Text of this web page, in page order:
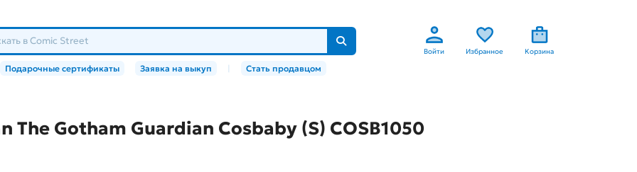
Войти Избранное Корзина
Подарочные сертификаты Заявка на выкуп Стать продавцом
Gotham Guardian Cosbaby (S) COSB1050